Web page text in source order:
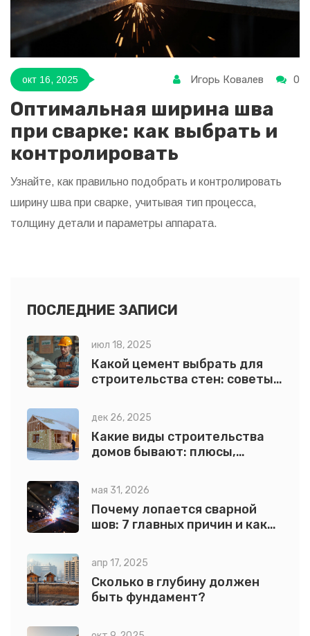
окт 16, 2025 Игорь Ковалев 0
Оптимальная ширина шва
при сварке: как выбрать и
контролировать
Узнайте, как правильно подобрать и контролировать
ширину шва при сварке, учитывая тип процесса,
толщину детали и параметры аппарата.
ПОСЛЕДНИЕ ЗАПИСИ
июл 18, 2025
Какой цемент выбрать для
строительства стен: советы,
дек 26, 2025
Какие виды строительства
домов бывают: плюсы,
мая 31, 2026
Почему лопается сварной
шов: 7 главных причин и как
апр 17, 2025
Сколько в глубину должен
быть фундамент?